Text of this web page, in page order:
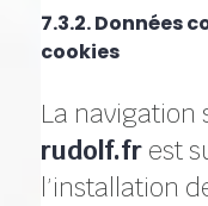
7.3.2. Données
cookies
La navigation
rudolf.fr est
l’installation